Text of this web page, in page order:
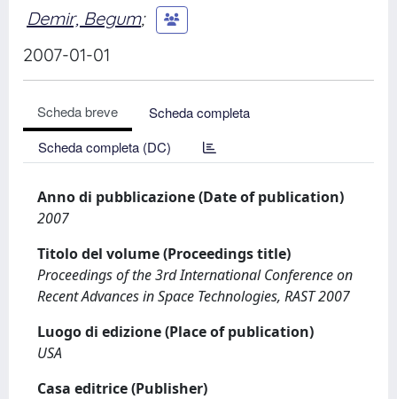
Demir, Begum;
2007-01-01
Scheda breve
Scheda completa
Scheda completa (DC)
Anno di pubblicazione (Date of publication)
2007
Titolo del volume (Proceedings title)
Proceedings of the 3rd International Conference on
Recent Advances in Space Technologies, RAST 2007
Luogo di edizione (Place of publication)
USA
Casa editrice (Publisher)